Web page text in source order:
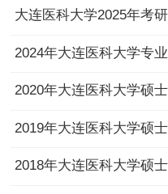
大连医科大学2025年考
2024年大连医科大学专
2020年大连医科大学硕
2019年大连医科大学硕
2018年大连医科大学硕